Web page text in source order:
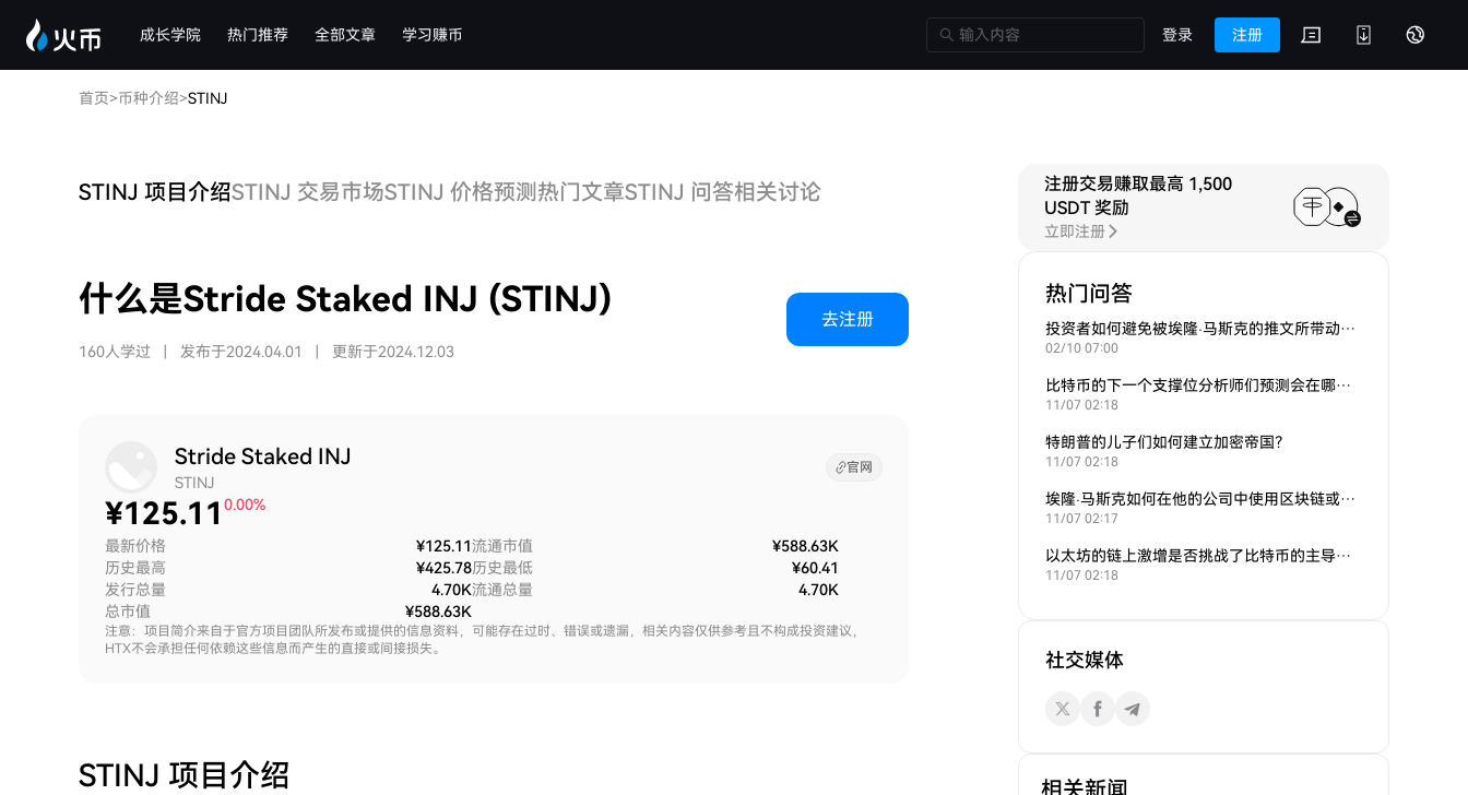
成长学院 热门推荐 全部文章 学习赚币 登录 注册
首页>币种介绍>STINJ
STINJ 项目介绍STINJ 交易市场STINJ 价格预测热门文章STINJ 问答相关讨论
什么是Stride Staked INJ (STINJ)
160人学过 发布于2024.04.01 更新于2024.12.03
去注册
Stride Staked INJ
STINJ
官网
¥125.11 0.00%
最新价格
¥125.11
历史最高
¥425.78
发行总量
4.70K
总市值
¥588.63K
流通市值
¥588.63K
历史最低
¥60.41
流通总量
4.70K
注意：项目简介来自于官方项目团队所发布或提供的信息资料，可能存在过时、错误或遗漏，相关内容仅供参考且不构成投资建议，
HTX不会承担任何依赖这些信息而产生的直接或间接损失。
STINJ 项目介绍
注册交易赚取最高 1,500
USDT 奖励
立即注册
热门问答
投资者如何避免被埃隆·马斯克的推文所带动的炒作？
02/10 07:00
比特币的下一个支撑位分析师们预测会在哪里？
11/07 02:18
特朗普的儿子们如何建立加密帝国？
11/07 02:18
埃隆·马斯克如何在他的公司中使用区块链或加密货币？
11/07 02:17
以太坊的链上激增是否挑战了比特币的主导地位？
11/07 02:18
社交媒体
相关新闻